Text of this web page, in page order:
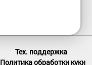
Тех. поддержка
Политика обработки куки